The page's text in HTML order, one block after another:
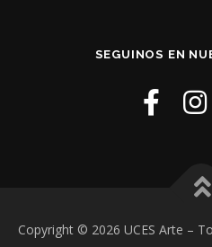
SEGUINOS EN
Copyright © 2026 UCES Arte –